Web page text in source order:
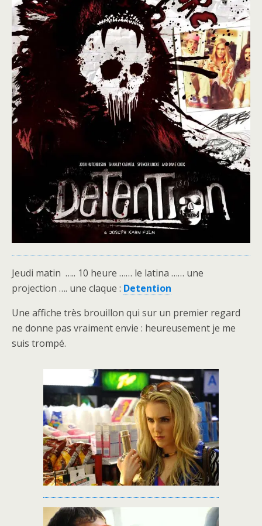
Jeudi matin ….. 10 heure …… le latina …… une
projection …. une claque : Detention
Une affiche très brouillon qui sur un premier regard
ne donne pas vraiment envie : heureusement je me
suis trompé.